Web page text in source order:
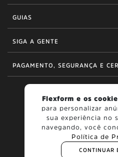
GUIAS
SIGA A GENTE
PAGAMENTO, SEGURANÇA E
BOM
Flexform e os
para personalizar
sua experiência no
navegando, você
Política de
CONTINUAR